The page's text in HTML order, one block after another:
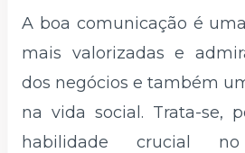
A boa comunicação é
mais valorizadas e
dos negócios e também
na vida social. Trata-se,
habilidade crucial